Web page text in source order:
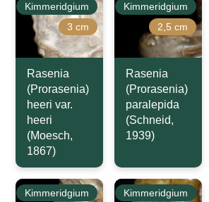
Kimmeridgium
3 cm
Rasenia
(Prorasenia)
heeri var.
heeri
(Moesch,
1867)
Kimmeridgium
2,5 cm
Rasenia
(Prorasenia)
paralepida
(Schneid,
1939)
Kimmeridgium
Kimmeridgium